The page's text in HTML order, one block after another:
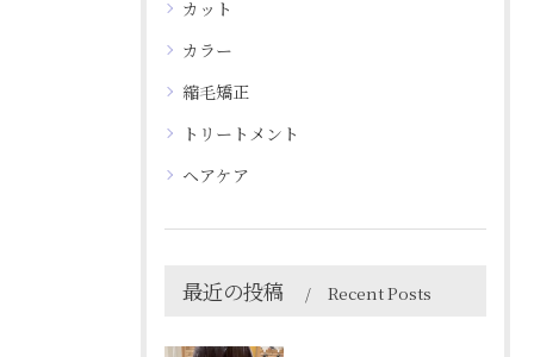
カット
カラー
縮毛矯正
トリートメント
ヘアケア
最近の投稿 Recent Posts